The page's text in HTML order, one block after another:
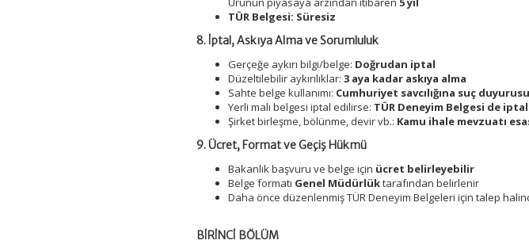
TÜR Belgesi: Süresiz
8. İptal, Askıya Alma ve Sorumluluk
Gerçeğe aykırı bilgi/belge: Doğrudan iptal
Düzeltilebilir aykırılıklar:3 aya kadar askıya alma
Sahte belge kullanımı: Cumhuriyet savcılığına suç duyurusu
Yerli malı belgesi iptal edilirse: TÜR Deneyim Belgesi de
Şirket birleşme, bölünme, devir vb.: Kamu ihale mevzuatı
9. Ücret, Format ve Geçiş Hükmü
Bakanlık başvuru ve belge için ücret belirleyebilir
Belge formatı Genel Müdürlüktarafından belirlenir
Daha önce düzenlenmiş TÜR Deneyim Belgeleri için talep
BİRİNCİ BÖLÜM